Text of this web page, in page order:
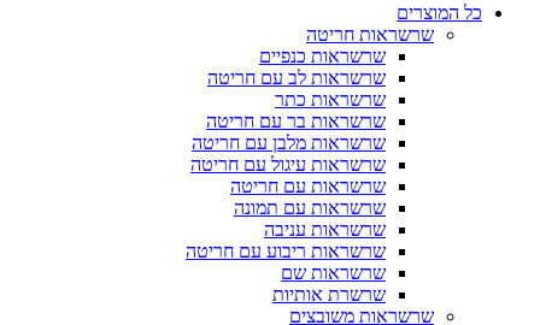
כל המוצרים
שרשראות חריטה
שרשראות כנפיים
שרשראות לב עם חריטה
שרשראות כתר
שרשראות בר עם חריטה
שרשראות מלבן עם חריטה
שרשראות עיגול עם חריטה
שרשראות עם חריטה
שרשראות עם תמונה
שרשראות עניבה
שרשראות ריבוע עם חריטה
שרשראות שם
שרשרת אותיות
שרשראות משובצים